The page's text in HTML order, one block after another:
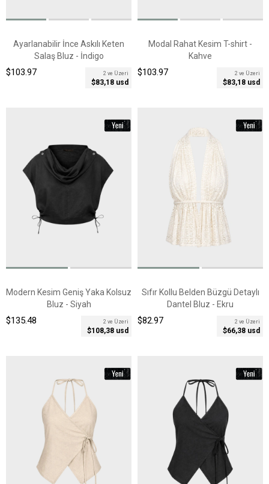
Ayarlanabilir İnce Askılı Keten
Salaş Bluz - İndigo
2 ve Üzeri
$83,18 usd
$103.97
Modal Rahat Kesim T-shirt -
Kahve
2 ve Üzeri
$83,18 usd
$103.97
Modern Kesim Geniş Yaka Kolsuz
Bluz - Siyah
2 ve Üzeri
$108,38 usd
$135.48
Sıfır Kollu Belden Büzgü Detaylı
Dantel Bluz - Ekru
2 ve Üzeri
$66,38 usd
$82.97